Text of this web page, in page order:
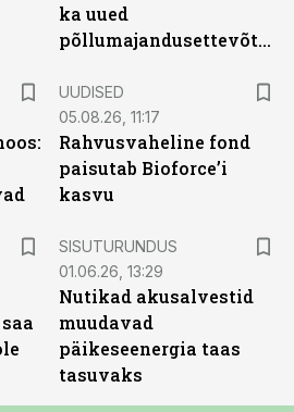
ka uued
põllumajandusettevõtted
UUDISED
05.08.26, 11:17
Rahvusvaheline fond
paisutab Bioforce’i
kasvu
SISUTURUNDUS
01.06.26, 13:29
Nutikad akusalvestid
muudavad
päikeseenergia taas
tasuvaks